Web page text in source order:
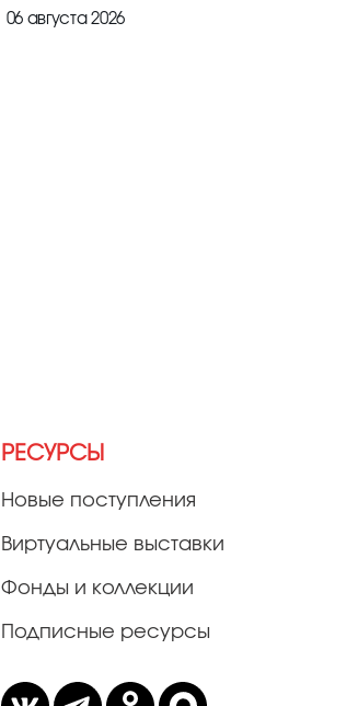
06 августа 2026
РЕСУРСЫ
Новые поступления
Виртуальные выставки
Фонды и коллекции
Подписные ресурсы